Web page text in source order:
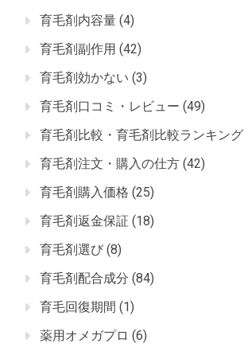
育毛剤内容量 (4)
育毛剤副作用 (42)
育毛剤効かない (3)
育毛剤口コミ・レビュー (49)
育毛剤比較・育毛剤比較ランキング
育毛剤注文・購入の仕方 (42)
育毛剤購入価格 (25)
育毛剤返金保証 (18)
育毛剤選び (8)
育毛剤配合成分 (84)
育毛回復期間 (1)
薬用オメガプロ (6)